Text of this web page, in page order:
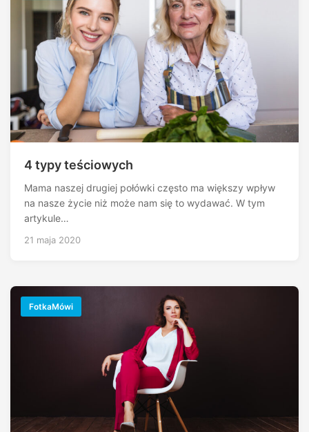
4 typy teściowych
Mama naszej drugiej połówki często ma większy wpływ
na nasze życie niż może nam się to wydawać. W tym
artykule…
21 maja 2020
FotkaMówi